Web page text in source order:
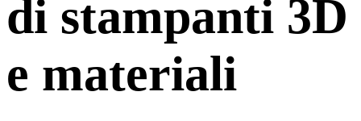
di stampanti 3D
e materiali